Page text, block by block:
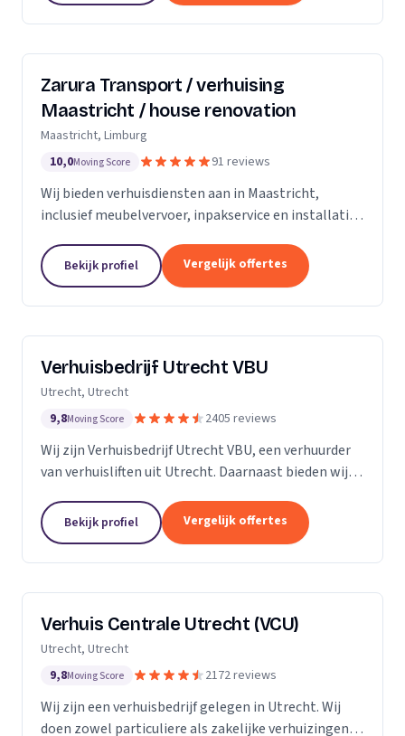
Zarura Transport / verhuising
Maastricht / house renovation
Maastricht, Limburg
10,0Moving Score 91 reviews
Wij bieden verhuisdiensten aan in Maastricht,
inclusief meubelvervoer, inpakservice en installatie
Bekijk profiel Vergelijk offertes
Verhuisbedrijf Utrecht VBU
Utrecht, Utrecht
9,8Moving Score 2405 reviews
Wij zijn Verhuisbedrijf Utrecht VBU, een verhuurder
van verhuisliften uit Utrecht. Daarnaast bieden wij
Bekijk profiel Vergelijk offertes
Verhuis Centrale Utrecht (VCU)
Utrecht, Utrecht
9,8Moving Score 2172 reviews
Wij zijn een verhuisbedrijf gelegen in Utrecht. Wij
doen zowel particuliere als zakelijke verhuizingen.